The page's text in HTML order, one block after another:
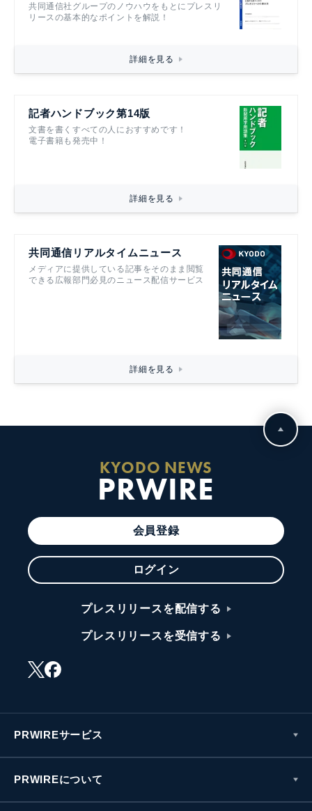
共同通信社グループのノウハウをもとにプレスリ
リースの基本的なポイントを解説！
詳細を見る
記者ハンドブック第14版
文書を書くすべての人におすすめです！
電子書籍も発売中！
詳細を見る
共同通信リアルタイムニュース
メディアに提供している記事をそのまま閲覧
できる広報部門必見のニュース配信サービス
詳細を見る
KYODO NEWS
PRWIRE
会員登録
ログイン
プレスリリースを配信する
プレスリリースを受信する
PRWIREサービス
PRWIREについて